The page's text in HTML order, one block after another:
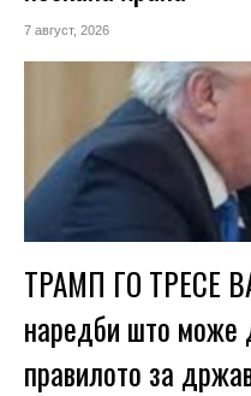
7 август, 2026
ТРАМП ГО ТРЕСЕ
наредби што може
правилото за